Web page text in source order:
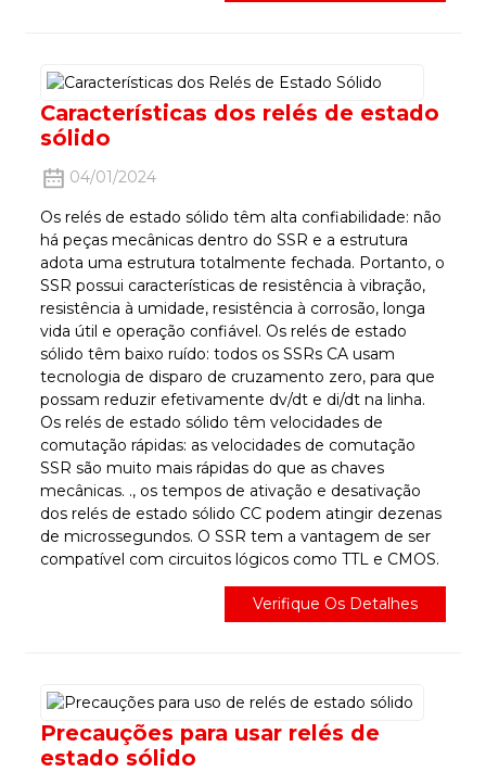
Características dos relés de estado
sólido
04/01/2024
Os relés de estado sólido têm alta confiabilidade: não
há peças mecânicas dentro do SSR e a estrutura
adota uma estrutura totalmente fechada. Portanto, o
SSR possui características de resistência à vibração,
resistência à umidade, resistência à corrosão, longa
vida útil e operação confiável. Os relés de estado
sólido têm baixo ruído: todos os SSRs CA usam
tecnologia de disparo de cruzamento zero, para que
possam reduzir efetivamente dv/dt e di/dt na linha.
Os relés de estado sólido têm velocidades de
comutação rápidas: as velocidades de comutação
SSR são muito mais rápidas do que as chaves
mecânicas. ., os tempos de ativação e desativação
dos relés de estado sólido CC podem atingir dezenas
de microssegundos. O SSR tem a vantagem de ser
compatível com circuitos lógicos como TTL e CMOS.
Verifique Os Detalhes
Precauções para usar relés de
estado sólido